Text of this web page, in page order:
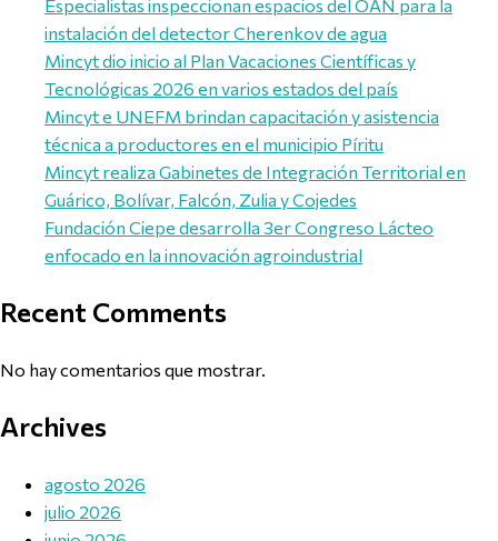
Especialistas inspeccionan espacios del OAN para la
instalación del detector Cherenkov de agua
Mincyt dio inicio al Plan Vacaciones Científicas y
Tecnológicas 2026 en varios estados del país
Mincyt e UNEFM brindan capacitación y asistencia
técnica a productores en el municipio Píritu
Mincyt realiza Gabinetes de Integración Territorial en
Guárico, Bolívar, Falcón, Zulia y Cojedes
Fundación Ciepe desarrolla 3er Congreso Lácteo
enfocado en la innovación agroindustrial
Recent Comments
No hay comentarios que mostrar.
Archives
agosto 2026
julio 2026